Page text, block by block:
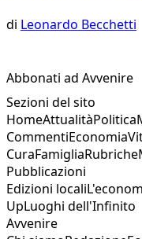
di Leonardo Becchetti
Abbonati ad Avvenire
Sezioni del sito
HomeAttualitàPolitica
CommentiEconomia
CuraFamigliaRubriche
Pubblicazioni
Edizioni locali
UpLuoghi dell'Infinito
Avvenire